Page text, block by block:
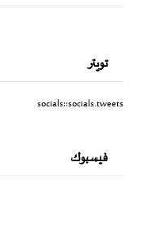
تويتر
socials::socials.tweets
فيسبوك